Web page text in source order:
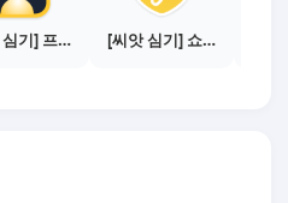
[씨앗 심기] 프로필 사진 등록하기 [씨앗 심기] 쇼핑몰 링크 발급하기 - 제휴몰 10곳